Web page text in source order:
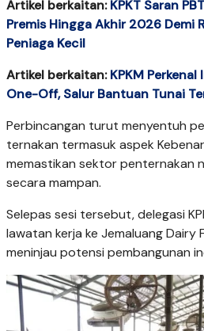
Artikel berkaitan:KPKT Saran
Premis Hingga Akhir 2026 Demi
Peniaga Kecil
Artikel berkaitan:KPKM
One-Off, Salur Bantuan Tunai
Perbincangan turut menyentuh
ternakan termasuk aspek
memastikan sektor penternakan
secara mampan.
Selepas sesi tersebut, delegasi
lawatan kerja ke Jemaluang Dairy
meninjau potensi pembangunan